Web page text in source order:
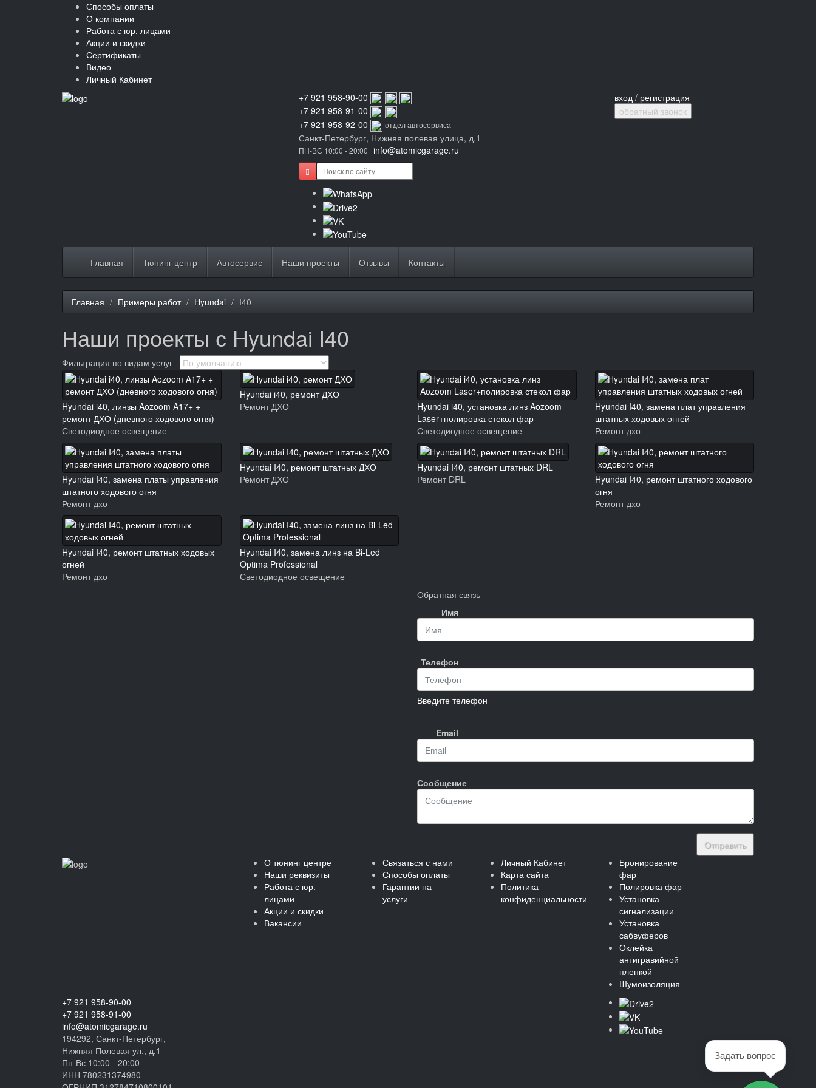
Способы оплаты
О компании
Работа с юр. лицами
Акции и скидки
Сертификаты
Видео
Личный Кабинет
+7 921 958-90-00
+7 921 958-91-00
+7 921 958-92-00
отдел автосервиса
Санкт-Петербург, Нижняя полевая улица, д.1
ПН-ВС 10:00 - 20:00 info@atomicgarage.ru
вход/ регистрация
обратный звонок
Главная Тюнинг центр Автосервис Наши проекты Отзывы Контакты
Главная Примеры работ Hyundai I40
Наши проекты с Hyundai I40
Фильтрация по видам услуг
Hyundai i40, линзы Aozoom A17+ +
ремонт ДХО (дневного ходового огня)
Светодиодное освещение
Hyundai i40, ремонт ДХО
Ремонт ДХО
Hyundai i40, установка линз Aozoom
Laser+полировка стекол фар
Светодиодное освещение
Hyundai I40, замена плат управления
штатных ходовых огней
Ремонт дхо
Hyundai I40, замена платы управления
штатного ходового огня
Ремонт дхо
Hyundai I40, ремонт штатных ДХО
Ремонт ДХО
Hyundai I40, ремонт штатных DRL
Ремонт DRL
Hyundai I40, ремонт штатного ходового
огня
Ремонт дхо
Hyundai I40, ремонт штатных ходовых
огней
Ремонт дхо
Hyundai I40, замена линз на Bi-Led
Optima Professional
Светодиодное освещение
Обратная связь
Имя
Телефон
Введите телефон
Email
Сообщение
Отправить
О тюнинг центре
Наши реквизиты
Работа с юр.
лицами
Акции и скидки
Вакансии
Связаться с нами
Способы оплаты
Гарантии на
услуги
Личный Кабинет
Карта сайта
Политика
конфиденциальности
Бронирование
фар
Полировка фар
Установка
сигнализации
Установка
сабвуферов
Оклейка
антигравийной
пленкой
Шумоизоляция
+7 921 958-90-00
+7 921 958-91-00
info@atomicgarage.ru
194292, Санкт-Петербург,
Нижняя Полевая ул., д.1
Пн-Вс 10:00 - 20:00
ИНН 780231374980
Задать вопрос